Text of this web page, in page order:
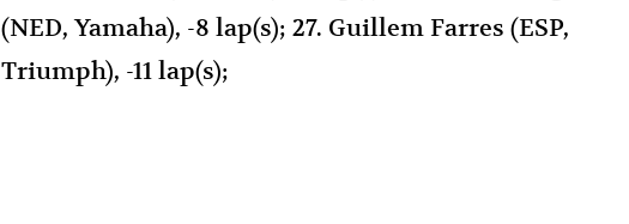
(NED, Yamaha), -8 lap(s); 27. Guillem Farres (ESP,
Triumph), -11 lap(s);